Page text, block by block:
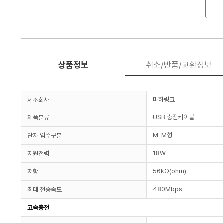
상품정보 취소/반품/교환정보
제조회사 마하링크
제품분류 USB 충전케이블
단자 암수구분 M-M형
지원전력 18W
저항 56kΩ(ohm)
최대 전송속도 480Mbps
고속충전